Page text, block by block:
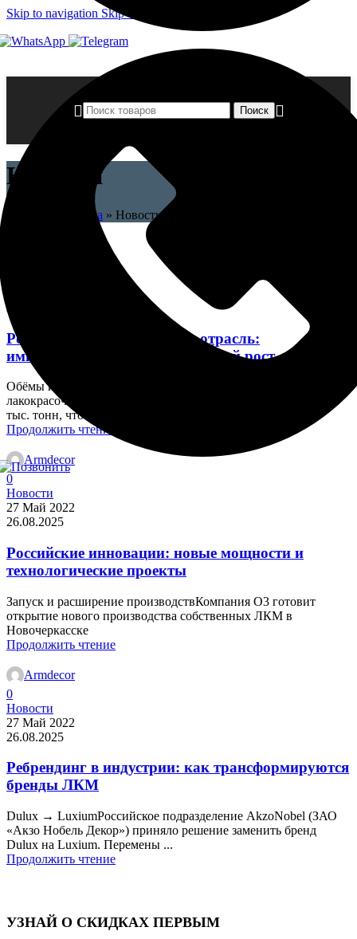
Skip to navigation Skip to main content
Поиск
Новости
Главная страница » Новости
26.08.2025
Российская лакокрасочная отрасль:
импортозамещение и устойчивый рост
Обёмы и динамика производстваВ 2024 году производство
лакокрасочных материалов (ЛКМ) в России достигло 2 350
тыс. тонн, что на 7,1 %...
Продолжить чтение
Armdecor
0
Новости
27 Май 2022
26.08.2025
Российские инновации: новые мощности и
технологические проекты
Запуск и расширение производствКомпания O3 готовит
открытие нового производства собственных ЛКМ в
Новочеркасске
Продолжить чтение
Armdecor
0
Новости
27 Май 2022
26.08.2025
Ребрендинг в индустрии: как трансформируются
бренды ЛКМ
Dulux → LuxiumРоссийское подразделение AkzoNobel (ЗАО
«Акзо Нобель Декор») приняло решение заменить бренд
Dulux на Luxium. Перемены ...
Продолжить чтение
УЗНАЙ О СКИДКАХ ПЕРВЫМ